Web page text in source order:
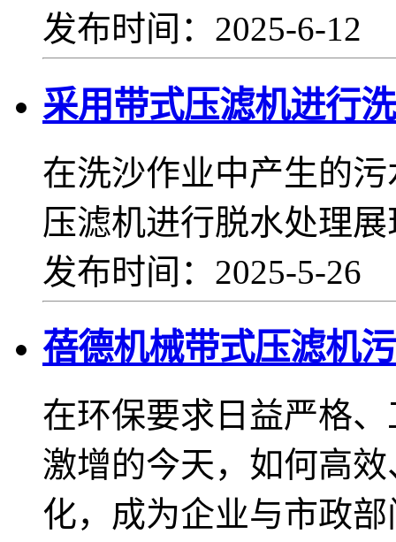
发布时间：2025-6-12
采用带式压滤机进行
在洗沙作业中产生的
压滤机进行脱水处理
发布时间：2025-5-26
蓓德机械带式压滤机
在环保要求日益严格
激增的今天，如何高
化，成为企业与市政